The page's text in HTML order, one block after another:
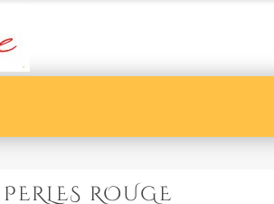
ROUGE